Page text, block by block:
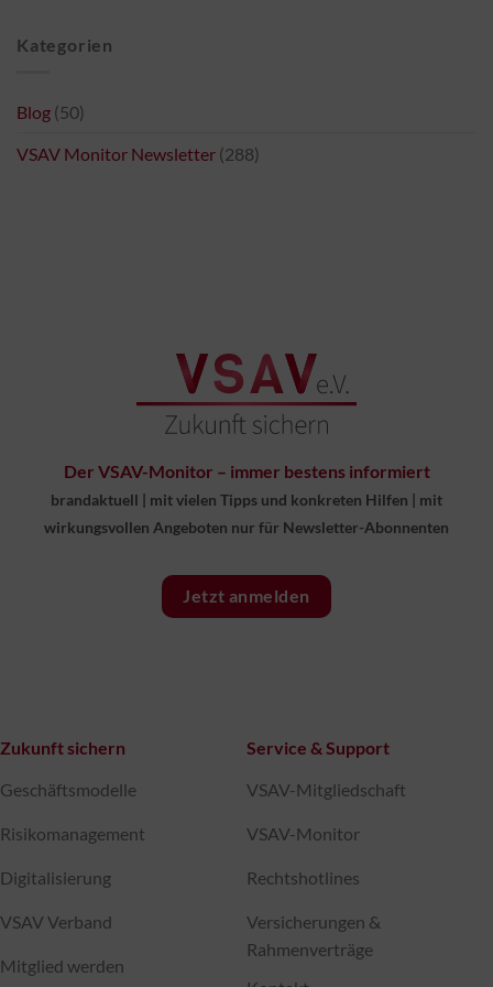
Kategorien
Blog (50)
VSAV Monitor Newsletter (288)
Der VSAV-Monitor – immer bestens informiert
brandaktuell | mit vielen Tipps und konkreten Hilfen | mit
wirkungsvollen Angeboten nur für Newsletter-Abonnenten
Jetzt anmelden
Zukunft sichern
Geschäftsmodelle
Risikomanagement
Digitalisierung
VSAV Verband
Mitglied werden
Service & Support
VSAV-Mitgliedschaft
VSAV-Monitor
Rechtshotlines
Versicherungen &
Rahmenverträge